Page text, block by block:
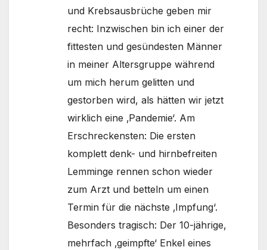
und Krebsausbrüche geben mir
recht: Inzwischen bin ich einer der
fittesten und gesündesten Männer
in meiner Altersgruppe während
um mich herum gelitten und
gestorben wird, als hätten wir jetzt
wirklich eine ‚Pandemie‘. Am
Erschreckensten: Die ersten
komplett denk- und hirnbefreiten
Lemminge rennen schon wieder
zum Arzt und betteln um einen
Termin für die nächste ‚Impfung‘.
Besonders tragisch: Der 10-jährige,
mehrfach ‚geimpfte‘ Enkel eines